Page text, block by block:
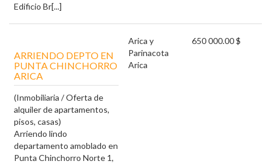
Edificio Br[...]
ARRIENDO DEPTO EN
PUNTA CHINCHORRO
ARICA
(Inmobiliaria / Oferta de
alquiler de apartamentos,
pisos, casas)
Arriendo lindo
departamento amoblado en
Punta Chinchorro Norte 1,
Arica y
Parinacota
Arica
650 000.00 $